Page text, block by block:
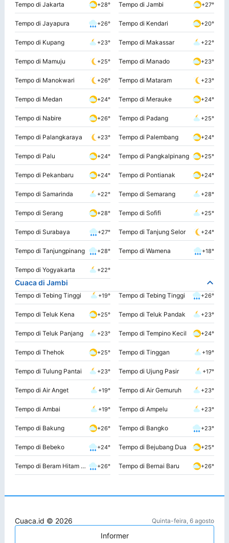
Tempo di Jakarta +28° Tempo di Jambi +27°
Tempo di Jayapura +26° Tempo di Kendari +20°
Tempo di Kupang +23° Tempo di Makassar +22°
Tempo di Mamuju +25° Tempo di Manado +23°
Tempo di Manokwari +26° Tempo di Mataram +23°
Tempo di Medan +24° Tempo di Merauke +24°
Tempo di Nabire +26° Tempo di Padang +25°
Tempo di Palangkaraya +23° Tempo di Palembang +24°
Tempo di Palu +24° Tempo di Pangkalpinang +25°
Tempo di Pekanbaru +24° Tempo di Pontianak +24°
Tempo di Samarinda +22° Tempo di Semarang +28°
Tempo di Serang +28° Tempo di Sofifi +25°
Tempo di Surabaya +27° Tempo di Tanjung Selor +24°
Tempo di Tanjungpinang +28° Tempo di Wamena +18°
Tempo di Yogyakarta +22°
Cuaca di Jambi
Tempo di Tebing Tinggi +19° Tempo di Tebing Tinggi +26°
Tempo di Teluk Kena +25° Tempo di Teluk Pandak +23°
Tempo di Teluk Panjang +23° Tempo di Tempino Kecil +24°
Tempo di Thehok +25° Tempo di Tinggan +19°
Tempo di Tulung Pantai +23° Tempo di Ujung Pasir +17°
Tempo di Air Anget +19° Tempo di Air Gemuruh +23°
Tempo di Ambai +19° Tempo di Ampelu +23°
Tempo di Bakung +26° Tempo di Bangko +23°
Tempo di Bebeko +24° Tempo di Bejubang Dua +25°
Tempo di Beram Hitam Kiri +26° Tempo di Bernai Baru +26°
Cuaca.id © 2026 Quinta-feira, 6 agosto
Informer